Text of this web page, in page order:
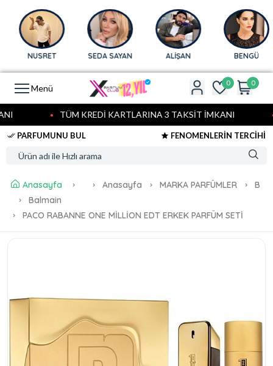
NUSRET SEDA SAYAN ALİŞAN BENGÜ
Menü 0 0
TÜM KREDİ KARTLARINA 3 TAKSİT İMKANI
PARFUMUNU BUL FENOMENLERİN TERCİHİ
Anasayfa Anasayfa MARKA PARFÜMLER
B
Balmain
PACO RABANNE ONE MİLLİON EDT ERKEK PARFÜM SETİ